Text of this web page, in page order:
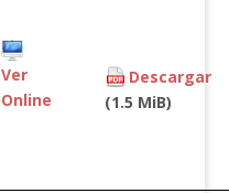
Ver
Online
Descargar
(1.5 MiB)